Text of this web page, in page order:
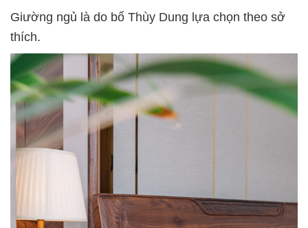
Giường ngủ là do bố Thùy Dung lựa chọn theo sở
thích.